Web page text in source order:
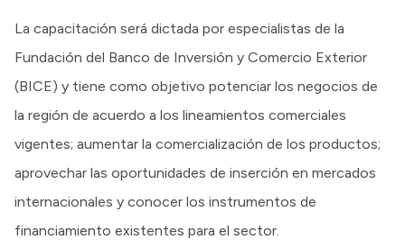
La capacitación será dictada por especialistas de la
Fundación del Banco de Inversión y Comercio Exterior
(BICE) y tiene como objetivo potenciar los negocios de
la región de acuerdo a los lineamientos comerciales
vigentes; aumentar la comercialización de los productos;
aprovechar las oportunidades de inserción en mercados
internacionales y conocer los instrumentos de
financiamiento existentes para el sector.